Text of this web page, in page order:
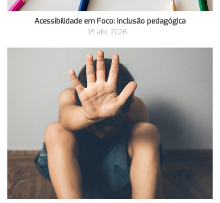
Acessibilidade em Foco: inclusão pedagógica
15 abr, 2026